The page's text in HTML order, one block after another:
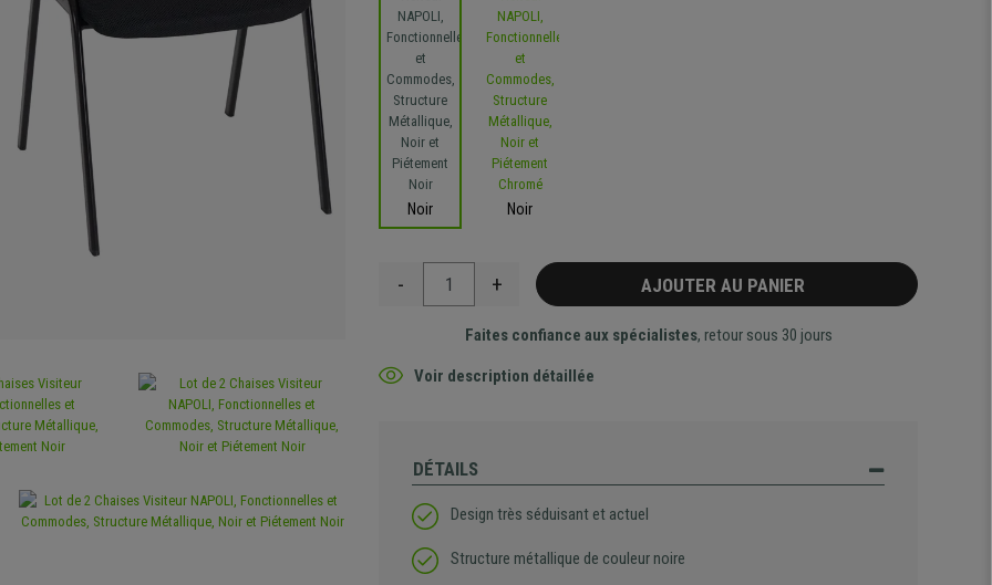
Noir Noir
- + AJOUTER AU PANIER
Faites confiance aux spécialistes, retour sous 30 jours
Voir description détaillée
DÉTAILS
Design très séduisant et actuel
Structure métallique de couleur noire